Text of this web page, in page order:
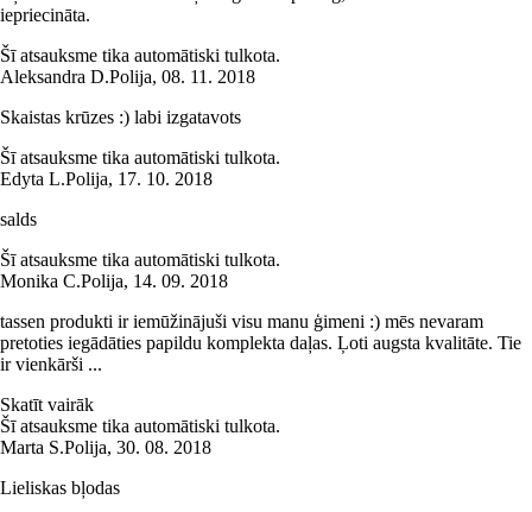
iepriecināta.
Šī atsauksme tika automātiski tulkota.
Aleksandra D.Polija, 08. 11. 2018
Skaistas krūzes :) labi izgatavots
Šī atsauksme tika automātiski tulkota.
Edyta L.Polija, 17. 10. 2018
salds
Šī atsauksme tika automātiski tulkota.
Monika C.Polija, 14. 09. 2018
tassen produkti ir iemūžinājuši visu manu ģimeni :) mēs nevaram
pretoties iegādāties papildu komplekta daļas. Ļoti augsta kvalitāte. Tie
ir vienkārši ...
Skatīt vairāk
Šī atsauksme tika automātiski tulkota.
Marta S.Polija, 30. 08. 2018
Lieliskas bļodas